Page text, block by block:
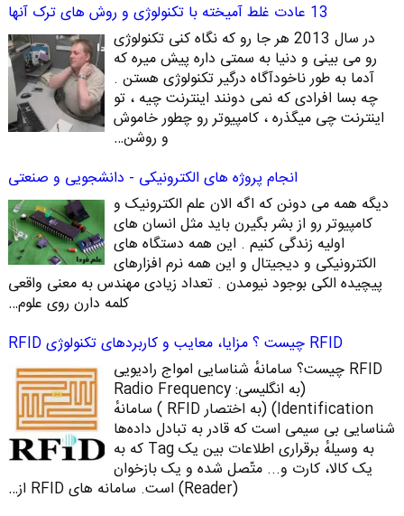
13 عادت غلط آمیخته با تکنولوژی و روش های ترک آنها
در سال 2013 هر جا رو که نگاه کنی تکنولوژی
رو می بینی و دنیا به سمتی داره پیش میره که
آدما به طور ناخودآگاه درگیر تکنولوژی هستن .
چه بسا افرادی که نمی دونند اینترنت چیه ، تو
اینترنت چی میگذره ، کامپیوتر رو چطور خاموش
و روشن…
انجام پروژه های الکترونیکی - دانشجویی و صنعتی
دیگه همه می دونن که اگه الان علم الکترونیک و
کامپیوتر رو از بشر بگیرن باید مثل انسان های
اولیه زندگی کنیم . این همه دستگاه های
الکترونیکی و دیجیتال و این همه نرم افزارهای
پیچیده الکی بوجود نیومدن . تعداد زیادی مهندس به معنی واقعی
کلمه دارن روی علوم…
RFID چیست ؟ مزایا، معایب و کاربردهای تکنولوژی RFID
RFID چیست؟ سامانهٔ شناسایی امواج رادیویی
(به انگلیسی: Radio Frequency
Identification)‏ (به اختصار RFID ) سامانهٔ
شناسایی بی‌ سیمی است که قادر به تبادل داده‌ها
به ‌وسیلهٔ برقراری اطلاعات بین یک Tag که به
یک کالا، کارت و... متّصل شده‌ و یک بازخوان
(Reader) است. سامانه‌ های RFID از…